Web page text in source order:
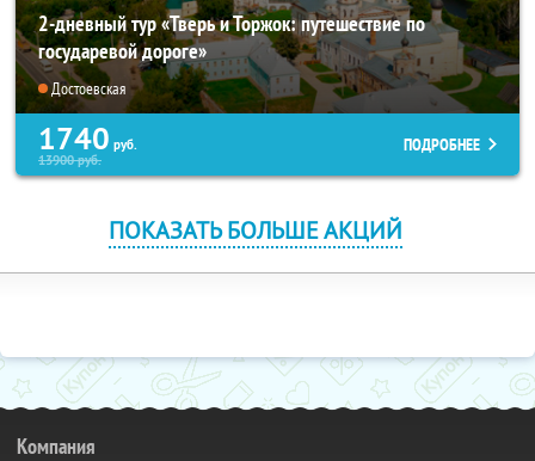
2-дневный тур «Тверь и Торжок: путешествие по
государевой дороге»
Достоевская
1740 руб.
13900руб.
ПОДРОБНЕЕ
ПОКАЗАТЬ БОЛЬШЕ АКЦИЙ
Компания